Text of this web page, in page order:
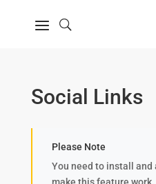
Social Links
Please Note
You need to install and